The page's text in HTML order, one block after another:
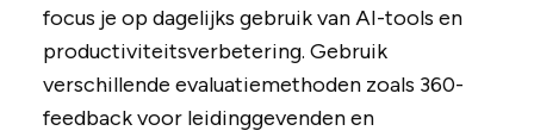
focus je op dagelijks gebruik van AI-tools en
productiviteitsverbetering. Gebruik
verschillende evaluatiemethoden zoals 360-
feedback voor leidinggevenden en